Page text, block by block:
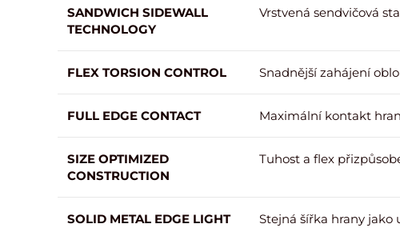
SANDWICH SIDEWALL
TECHNOLOGY
Vrstvená sendvičová
FLEX TORSION CONTROL Snadnější zahájení
FULL EDGE CONTACT Maximální kontakt
SIZE OPTIMIZED
CONSTRUCTION
Tuhost a flex
SOLID METAL EDGE LIGHT Stejná šířka hrany jako